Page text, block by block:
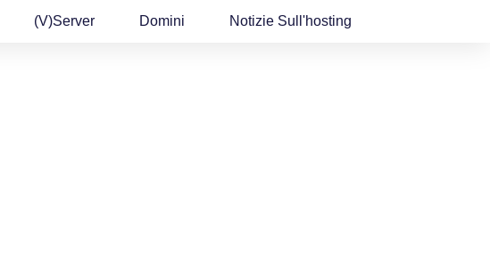
(v)Server Domini Notizie Sull'hosting